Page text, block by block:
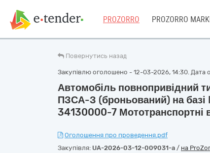
PROZORRO PROZORRO
Повернутись назад
Закупівлю оголошено - 12-03-2026, 14:30. Дата
Автомобіль повнопривідний
ПЗСА-З (броньований) на базі
34130000-7 Мототранспортні
Оголошення про проведення.pdf
Закупівля: UA-2026-03-12-009031-a / на